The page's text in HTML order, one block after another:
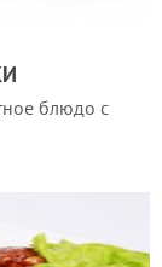
блюдо с